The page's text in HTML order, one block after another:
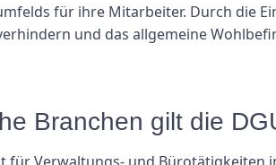
für ihre Mitarbeiter. Durch die
und das allgemeine
Branchen gilt die